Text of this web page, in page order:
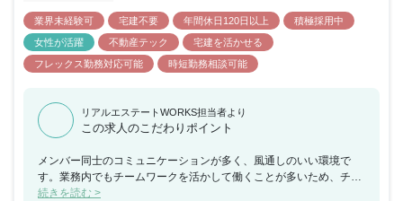
業界未経験可 宅建不要 年間休日120日以上
積極採用中
女性が活躍
不動産テック
宅建を活かせる
フレックス勤務対応可能
時短勤務相談可能
リアルエステートWORKS担当者より
この求人のこだわりポイント
メンバー同士のコミュニケーションが多く、風通しのいい環境で
す。業務内でもチームワークを活かして働くことが多いため、チー
ムで何かを成し遂げたいと考えている方におススメの求人です。ま
続きを読む >